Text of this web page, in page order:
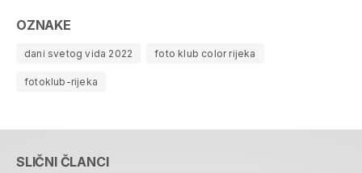
OZNAKE
dani svetog vida 2022 foto klub color rijeka
fotoklub-rijeka
SLIČNI ČLANCI